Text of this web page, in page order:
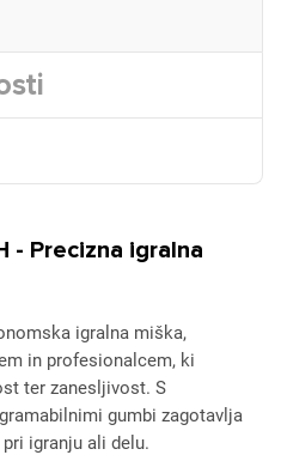
- Precizna igralna
igralna miška,
in profesionalcem, ki
ter zanesljivost. S
gumbi zagotavlja
igranju ali delu.